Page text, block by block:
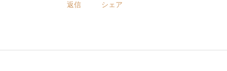
返信 シェア